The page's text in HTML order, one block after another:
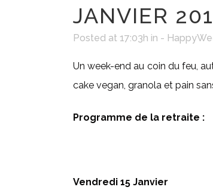
JANVIER
Posted at 17:03h in -
Un week-end au coin du feu,
cake vegan, granola et pain
Programme de la retraite :
Vendredi 15 Janvier